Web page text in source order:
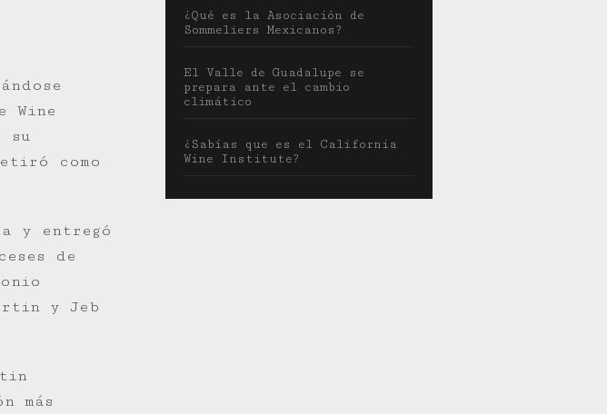
Wine
su
como
y entregó
de
y Jeb
más
¿Qué es la Asociación de
Sommeliers Mexicanos?
El Valle de Guadalupe se
prepara ante el cambio
climático
¿Sabías que es el California
Wine Institute?